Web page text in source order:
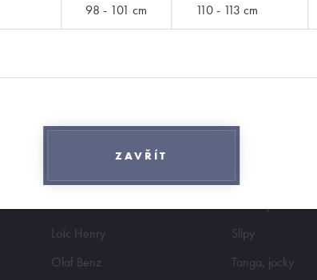
98 - 101 cm 110 - 113 cm
ZAVŘÍT
Značky podle Butlera
Loïc Henry
Olaf Benz
Slipy
Tanga, jocky